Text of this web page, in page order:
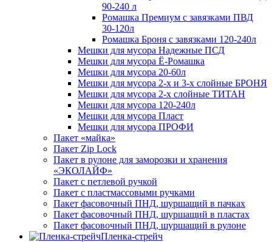
90-240 л
Ромашка Премиум с завязками ПВД
30-120л
Ромашка Броня с завязками 120-240л
Мешки для мусора Надежные ПСД
Мешки для мусора Ё-Ромашка
Мешки для мусора 20-60л
Мешки для мусора 2-х и 3-х слойные БРОНЯ
Мешки для мусора 2-х слойные ТИТАН
Мешки для мусора 120-240л
Мешки для мусора Пласт
Мешки для мусора ПРОФИ
Пакет «майка»
Пакет Zip Lock
Пакет в рулоне для заморозки и хранения
«ЭКОЛАЙФ»
Пакет с петлевой ручкой
Пакет с пластмассовыми ручками
Пакет фасовочный ПНД, шуршащий в пачках
Пакет фасовочный ПНД, шуршащий в пластах
Пакет фасовочный ПНД, шуршащий в рулоне
Пленка-стрейч